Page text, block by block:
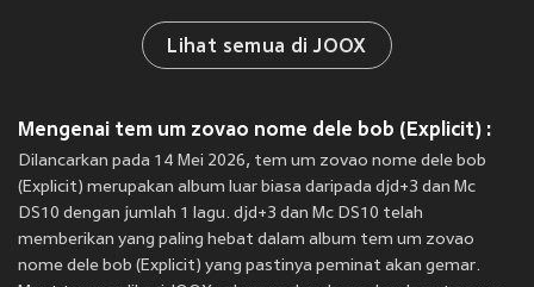
Lihat semua di JOOX
Mengenai tem um zovao nome dele bob (Explicit) :
Dilancarkan pada 14 Mei 2026, tem um zovao nome dele bob
(Explicit) merupakan album luar biasa daripada djd+3 dan Mc
DS10 dengan jumlah 1 lagu. djd+3 dan Mc DS10 telah
memberikan yang paling hebat dalam album tem um zovao
nome dele bob (Explicit) yang pastinya peminat akan gemar.